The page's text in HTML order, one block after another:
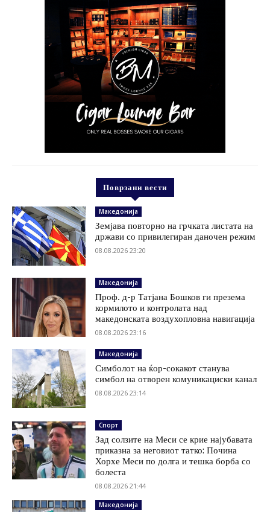
Поврзани вести
Македонија
Земјава повторно на грчката листата на
држави со привилегиран даночен режим
08.08.2026 23:20
Македонија
Проф. д-р Татјана Бошков ги презема
кормилото и контролата над
македонската воздухопловна навигација
08.08.2026 23:16
Македонија
Симболот на ќор-сокакот станува
симбол на отворен комуникациски канал
08.08.2026 23:14
Спорт
Зад солзите на Меси се крие најубавата
приказна за неговиот татко: Почина
Хорхе Меси по долга и тешка борба со
болеста
08.08.2026 21:44
Македонија